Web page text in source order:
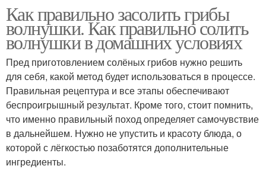
Как правильно засолить грибы
волнушки. Как правильно солить
волнушки в домашних условиях
Пред приготовлением солёных грибов нужно решить
для себя, какой метод будет использоваться в процессе.
Правильная рецептура и все этапы обеспечивают
беспроигрышный результат. Кроме того, стоит помнить,
что именно правильный поход определяет самочувствие
в дальнейшем. Нужно не упустить и красоту блюда, о
которой с лёгкостью позаботятся дополнительные
ингредиенты.